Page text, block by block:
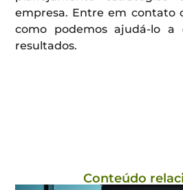
empresa. Entre em contato
como podemos ajudá-lo a
resultados.
Conteúdo